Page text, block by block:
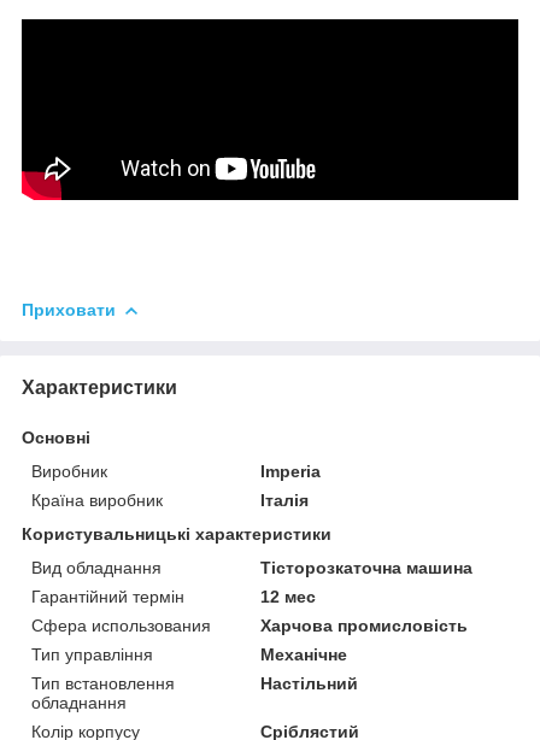
Приховати
Характеристики
Основні
Виробник
Imperia
Країна виробник
Італія
Користувальницькі характеристики
Вид обладнання
Тісторозкаточна машина
Гарантійний термін
12 мес
Сфера использования
Харчова промисловість
Тип управління
Механічне
Тип встановлення
обладнання
Настільний
Колір корпусу
Сріблястий